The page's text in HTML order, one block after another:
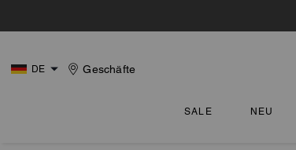
DE Geschäfte
SALE NEU